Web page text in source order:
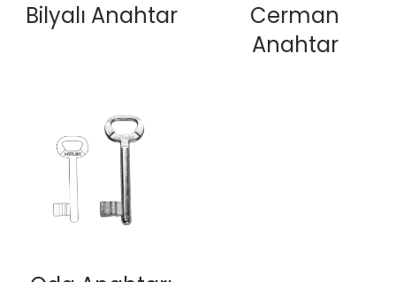
Bilyalı Anahtar
Cerman
Anahtar